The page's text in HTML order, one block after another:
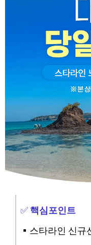
✅ 핵심포인트
▪️스타라인 신규